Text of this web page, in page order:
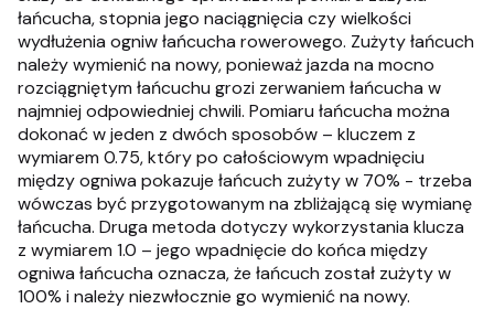
łańcucha, stopnia jego naciągnięcia czy wielkości
wydłużenia ogniw łańcucha rowerowego. Zużyty łańcuch
należy wymienić na nowy, ponieważ jazda na mocno
rozciągniętym łańcuchu grozi zerwaniem łańcucha w
najmniej odpowiedniej chwili. Pomiaru łańcucha można
dokonać w jeden z dwóch sposobów – kluczem z
wymiarem 0.75, który po całościowym wpadnięciu
między ogniwa pokazuje łańcuch zużyty w 70% - trzeba
wówczas być przygotowanym na zbliżającą się wymianę
łańcucha. Druga metoda dotyczy wykorzystania klucza
z wymiarem 1.0 – jego wpadnięcie do końca między
ogniwa łańcucha oznacza, że łańcuch został zużyty w
100% i należy niezwłocznie go wymienić na nowy.